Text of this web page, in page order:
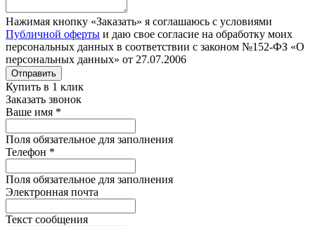
Нажимая кнопку «Заказать» я соглашаюсь с условиями
Публичной оферты и даю свое согласие на обработку моих
персональных данных в соответствии с законом №152-ФЗ «О
персональных данных» от 27.07.2006
Отправить
Купить в 1 клик
Заказать звонок
Ваше имя *
Поля обязательное для заполнения
Телефон *
Поля обязательное для заполнения
Электронная почта
Текст сообщения